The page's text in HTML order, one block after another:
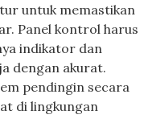
untuk memastikan
Panel kontrol harus
indikator dan
dengan akurat.
pendingin secara
di lingkungan